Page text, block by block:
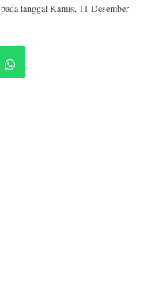
pada tanggalKamis, 11 Desember